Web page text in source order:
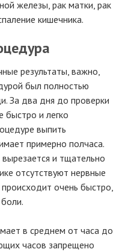
железы, рак матки, рак
кишечника.
результаты, важно,
был полностью
За два дня до проверки
быстро и легко
выпить
примерно полчаса.
и тщательно
отсутствуют нервные
очень быстро,
в среднем от часа до
часов запрещено